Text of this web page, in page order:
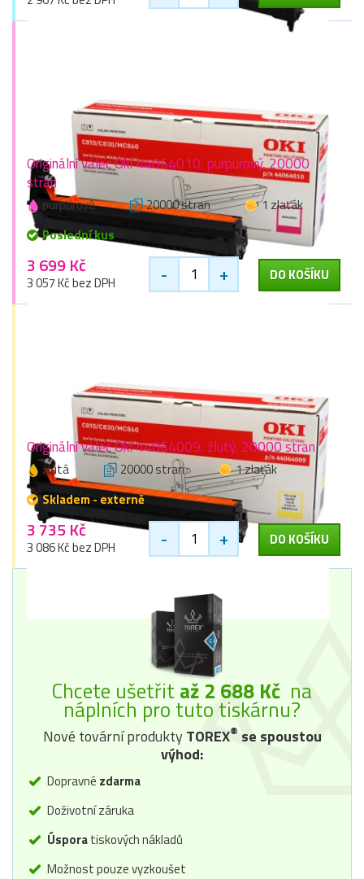
Originální válec Oki 44064010, purpurový, 20000
stran
purpurová 20000 stran
1 zlaťák
Poslední kus
3 699 Kč
3 057 Kč bez DPH - + DO KOŠÍKU
Originální válec Oki 44064009, žlutý, 20000 stran
žlutá 20000 stran
1 zlaťák
Skladem - externě
3 735 Kč
3 086 Kč bez DPH - + DO KOŠÍKU
Chcete ušetřit až 2 688 Kč na
náplních pro tuto tiskárnu?
Nové tovární produktyTOREX® se spoustou
výhod:
Dopravné zdarma
Doživotní záruka
Úsporatiskových nákladů
Možnost pouze vyzkoušet